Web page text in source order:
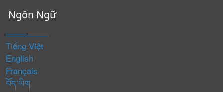
Ngôn Ngữ
Tiếng Việt
English
Français
བོད་ཡིག